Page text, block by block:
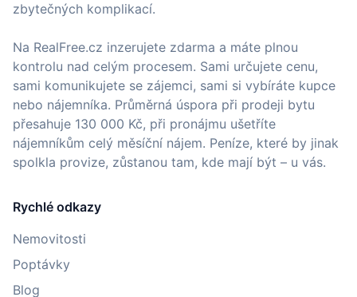
zbytečných komplikací.
Na RealFree.cz inzerujete zdarma a máte plnou
kontrolu nad celým procesem. Sami určujete cenu,
sami komunikujete se zájemci, sami si vybíráte kupce
nebo nájemníka. Průměrná úspora při prodeji bytu
přesahuje 130 000 Kč, při pronájmu ušetříte
nájemníkům celý měsíční nájem. Peníze, které by jinak
spolkla provize, zůstanou tam, kde mají být – u vás.
Rychlé odkazy
Nemovitosti
Poptávky
Blog